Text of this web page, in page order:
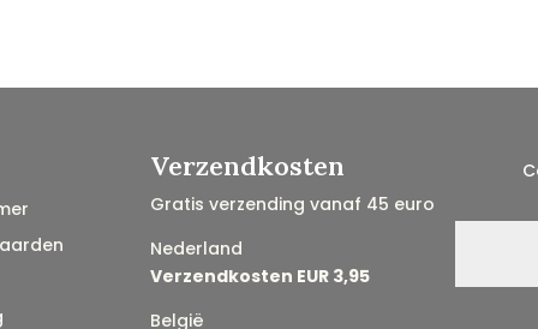
Verzendkosten
Gratis verzending vanaf 45 euro
Nederland
Verzendkosten EUR 3,95
België